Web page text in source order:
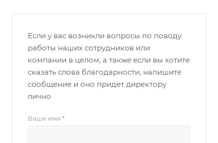
Если у вас возникли вопросы по поводу
работы наших сотрудников или
компании в целом, а также если вы хотите
сказать слова благодарности, напишите
сообщение и оно придет директору
лично
Ваше имя *